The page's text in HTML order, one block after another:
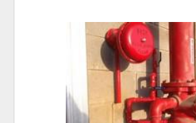
hidráulica assertiva é opta...